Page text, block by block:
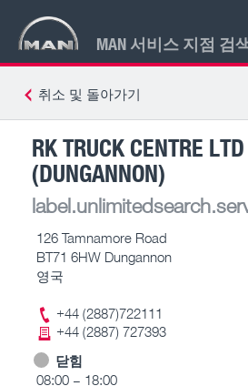
MAN 서비스 지점 검
취소 및 돌아가기
RK TRUCK CENTRE LTD
(DUNGANNON)
126 Tamnamore Road
BT71 6HW Dungannon
영국
+44 (2887)722111
+44 (2887) 727393
닫힘
08:00 – 18:00